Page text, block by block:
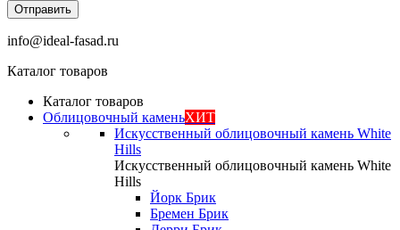
Отправить
info@ideal-fasad.ru
Каталог товаров
Каталог товаров
Облицовочный каменьХИТ
Искусственный облицовочный камень White
Hills
Искусственный облицовочный камень White
Hills
Йорк Брик
Бремен Брик